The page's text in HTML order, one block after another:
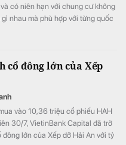
có niên hạn với chung cư không
gì nhau mà phù hợp với từng quốc
đông lớn của Xếp
vào 10,36 triệu cổ phiếu HAH
30/7, VietinBank Capital đã trở
đông lớn của Xếp dỡ Hải An với tỷ